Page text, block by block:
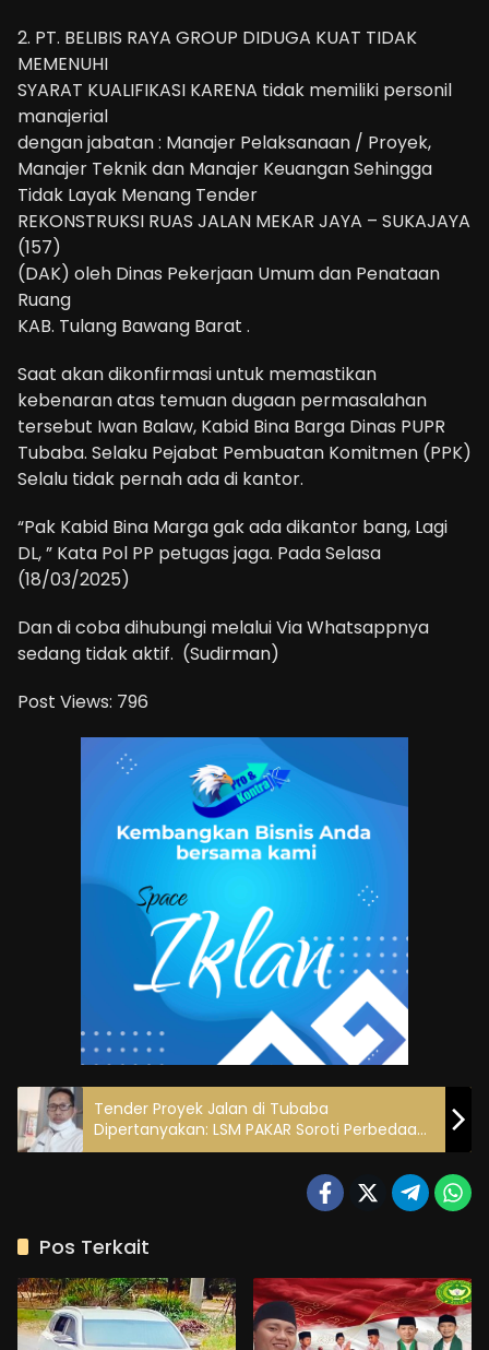
2. PT. BELIBIS RAYA GROUP DIDUGA KUAT TIDAK
MEMENUHI
SYARAT KUALIFIKASI KARENA tidak memiliki personil
manajerial
dengan jabatan : Manajer Pelaksanaan / Proyek,
Manajer Teknik dan Manajer Keuangan Sehingga
Tidak Layak Menang Tender
REKONSTRUKSI RUAS JALAN MEKAR JAYA – SUKAJAYA
(157)
(DAK) oleh Dinas Pekerjaan Umum dan Penataan
Ruang
KAB. Tulang Bawang Barat .
Saat akan dikonfirmasi untuk memastikan
kebenaran atas temuan dugaan permasalahan
tersebut Iwan Balaw, Kabid Bina Barga Dinas PUPR
Tubaba. Selaku Pejabat Pembuatan Komitmen (PPK)
Selalu tidak pernah ada di kantor.
“Pak Kabid Bina Marga gak ada dikantor bang, Lagi
DL, ” Kata Pol PP petugas jaga. Pada Selasa
(18/03/2025)
Dan di coba dihubungi melalui Via Whatsappnya
sedang tidak aktif. (Sudirman)
Post Views: 796
Tender Proyek Jalan di Tubaba
Dipertanyakan: LSM PAKAR Soroti Perbedaan
Data LPJK dan Pokja UKPBJ
Pos Terkait